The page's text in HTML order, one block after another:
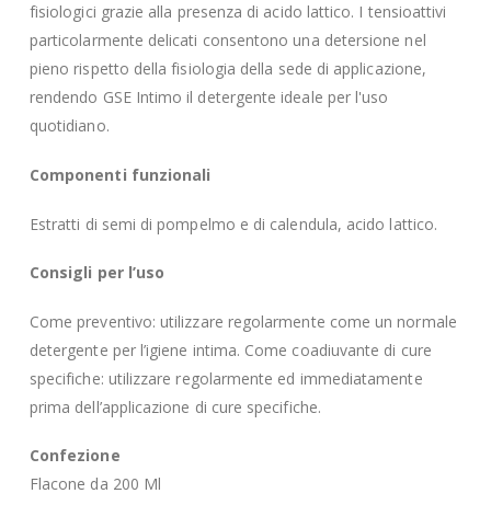
fisiologici grazie alla presenza di acido lattico. I tensioattivi
particolarmente delicati consentono una detersione nel
pieno rispetto della fisiologia della sede di applicazione,
rendendo GSE Intimo il detergente ideale per l'uso
quotidiano.
Componenti funzionali
Estratti di semi di pompelmo e di calendula, acido lattico.
Consigli per l’uso
Come preventivo: utilizzare regolarmente come un normale
detergente per l’igiene intima. Come coadiuvante di cure
specifiche: utilizzare regolarmente ed immediatamente
prima dell’applicazione di cure specifiche.
Confezione
Flacone da 200 Ml